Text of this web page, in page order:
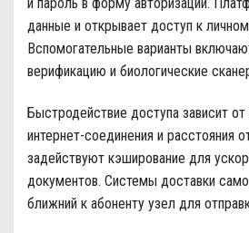
данные и открывает доступ к
Вспомогательные варианты
верификацию и биологические
Быстродействие доступа зависит от
интернет-соединения и расстояния
задействуют кэширование для
документов. Системы доставки
ближний к абоненту узел для